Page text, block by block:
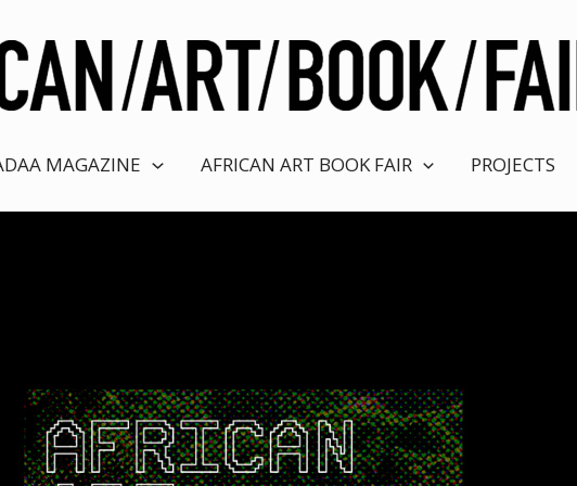
MAGAZINE AFRICAN ART BOOK FAIR PROJECTS